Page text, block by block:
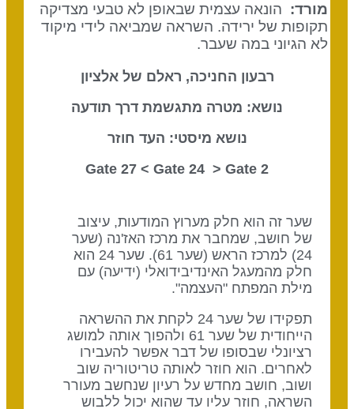
מורד:הונאה עצמית שבאופן לא טבעי מצדיקה
תקופות של ירידה. השראה שמביאה לידי מיקוד
לא הגיוני במה שעבר.
רבעון החניכה, ראלם של אלציון
נושא: מטרה מתגשמת דרך תודעה
נושא מיסטי: העד חוזר
Gate 24 > Gate
שער זה הוא חלק מערוץ המודעות, עיצוב
של חושב, שמחבר את מרכז האז'נה (שער
24) למרכז הראש (שער 61). שער 24 הוא
חלק מהמעגל האינדיבידואלי (ידיעה) עם
מילת המפתח "העצמה".
תפקידו של שער 24 לקחת את ההשראה
הייחודית של שער 61 ולהפוך אותה למושג
רציונלי שבסופו של דבר אפשר להעבירו
לאחרים. הוא חוזר לאותה טריטוריה שוב
ושוב, חושב מחדש על רעיון שנחשב מעורר
השראה, חוזר עליו עד שהוא יכול ללבוש